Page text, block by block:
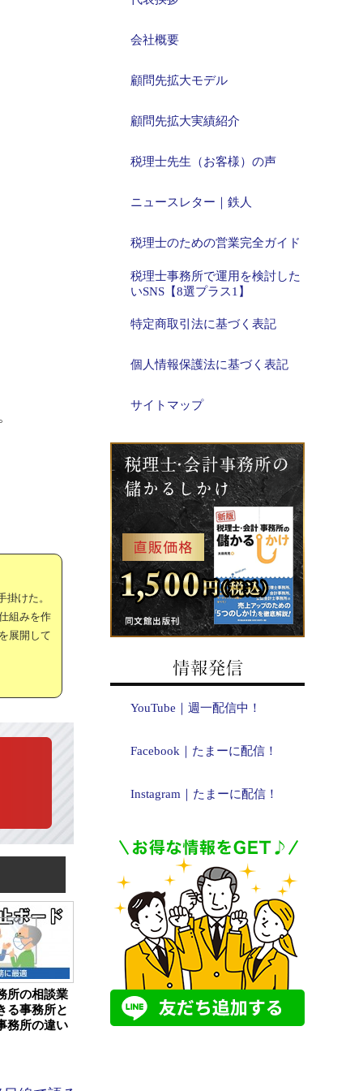
けた。
組みを作
展開して
所の相談業
る事務所と
務所の違い
会社概要
顧問先拡大モデル
顧問先拡大実績紹介
税理士先生（お客様）の声
ニュースレター｜鉄人
税理士のための営業完全ガイド
税理士事務所で運用を検討した
いSNS【8選プラス1】
特定商取引法に基づく表記
個人情報保護法に基づく表記
サイトマップ
YouTube｜週一配信中！
Facebook｜たまーに配信！
Instagram｜たまーに配信！